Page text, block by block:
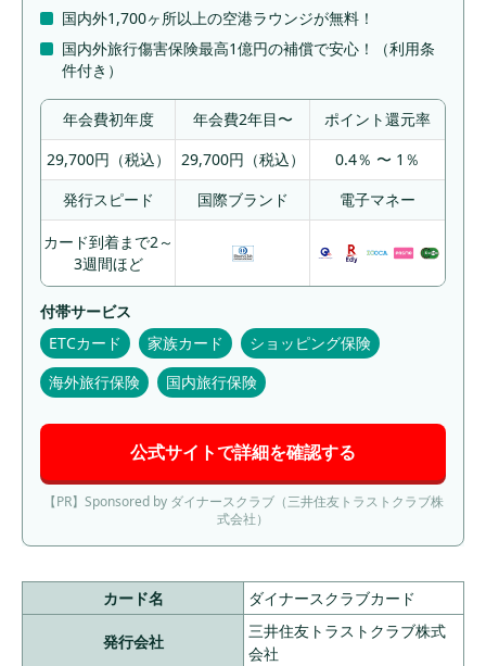
国内外1,700ヶ所以上の空港ラウンジが無料！
国内外旅行傷害保険最高1億円の補償で安心！（利用条
件付き）
年会費初年度 年会費2年目〜
ポイント還元率
29,700円（税込）
29,700円（税込）
0.4％ 〜 1％
発行スピード
国際ブランド 電子マネー
カード到着まで2～
3週間ほど
付帯サービス
ETCカード
家族カード
ショッピング保険
海外旅行保険
国内旅行保険
公式サイトで詳細を確認する
【PR】Sponsored by ダイナースクラブ（三井住友トラストクラブ株
式会社）
カード名 ダイナースクラブカード
発行会社
三井住友トラストクラブ株式
会社